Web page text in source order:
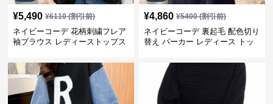
¥5,490 ¥6110(割引前)
ネイビーコーデ 花柄刺繍フレア
袖ブラウス レディーストップス
¥4,860 ¥5400(割引前)
ネイビーコーデ 裏起毛 配色切り
替え パーカー レディース トッ